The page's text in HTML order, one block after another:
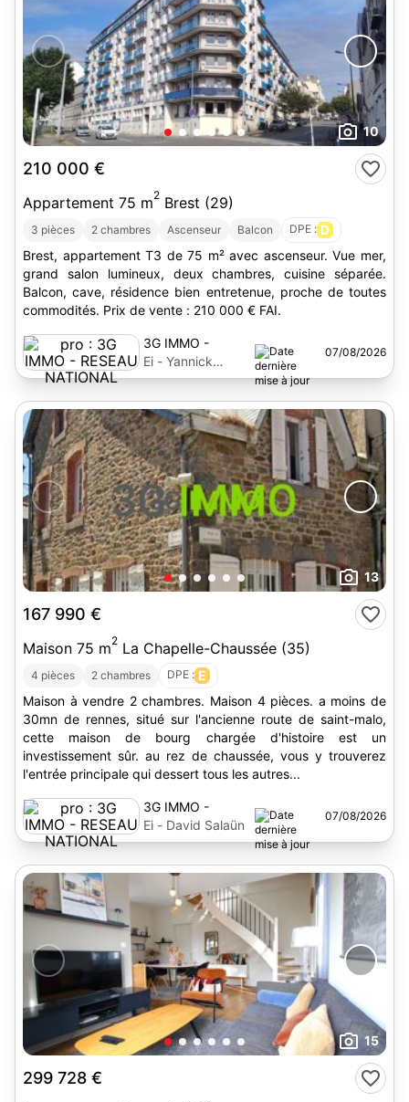
10
210 000 €
Appartement 75 m2 Brest (29)
3 pièces 2 chambres Ascenseur Balcon DPE : D
Brest, appartement T3 de 75 m² avec ascenseur. Vue mer,
grand salon lumineux, deux chambres, cuisine séparée.
Balcon, cave, résidence bien entretenue, proche de toutes
commodités. Prix de vente : 210 000 € FAI.
3G IMMO -
RESEAU
NATIONAL
Ei - Yannick
Abgrall
07/08/2026
13
167 990 €
Maison 75 m2 La Chapelle-Chaussée (35)
4 pièces 2 chambres DPE : E
Maison à vendre 2 chambres. Maison 4 pièces. a moins de
30mn de rennes, situé sur l'ancienne route de saint-malo,
cette maison de bourg chargée d'histoire est un
investissement sûr. au rez de chaussée, vous y trouverez
l'entrée principale qui dessert tous les autres...
3G IMMO -
RESEAU
NATIONAL
Ei - David Salaün
07/08/2026
15
299 728 €